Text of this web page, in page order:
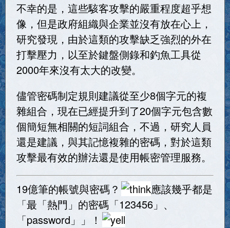
不幸的是，這些駭客攻擊的嚴重程度超乎想
像，但是政府組織與企業並沒有放在心上，
研究發現，由於這類的攻擊缺乏強烈的外在
打擊壓力，以至於鍵盤側錄和釣魚工具從
2000年來沒有太大的改變。
儘管密碼制定規則建議從至少8個字元的複
雜組合，現在已經提升到了20個字元包含數
個簡短無相關的短詞組合，不過，研究人員
還是建議，與其記憶複雜的密碼，對於這類
攻擊最有效的辦法還是使用帳密管理服務。
19億筆的帳號與密碼？
應該幾乎都是
「最「熱門」的密碼「123456」、
「password」」！